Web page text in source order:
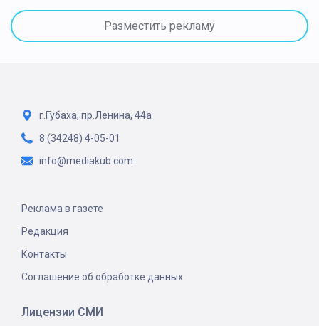
Разместить рекламу
г.Губаха, пр.Ленина, 44а
8 (34248) 4-05-01
info@mediakub.com
Реклама в газете
Редакция
Контакты
Соглашение об обработке данных
Лицензии СМИ